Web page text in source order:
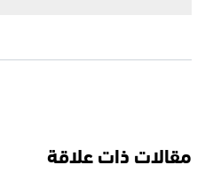
مقالات ذات علاقة